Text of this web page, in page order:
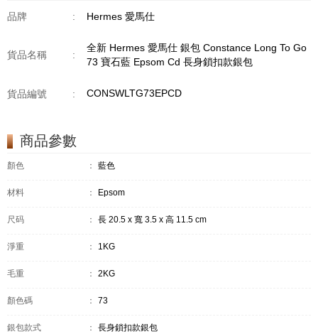
品牌 : Hermes 愛馬仕
貨品名稱 :
全新 Hermes 愛馬仕 銀包 Constance Long To Go
73 寶石藍 Epsom Cd 長身鎖扣款銀包
貨品編號 : CONSWLTG73EPCD
商品參數
顏色 ： 藍色
材料 ： Epsom
尺码 ： 長 20.5 x 寬 3.5 x 高 11.5 cm
淨重 ： 1KG
毛重 ： 2KG
顏色碼 ： 73
銀包款式 ： 長身鎖扣款銀包